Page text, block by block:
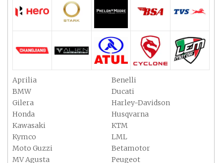
Aprilia
Benelli
BMW
Ducati
Gilera
Harley-Davidson
Honda
Husqvarna
Kawasaki
KTM
Kymco
LML
Moto Guzzi
Betamotor
MV Agusta
Peugeot